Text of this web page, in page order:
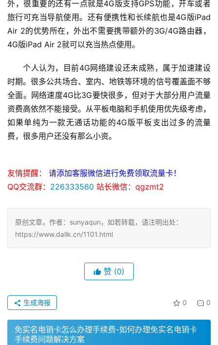
外，很重要的还有一点就是4G版支持GPS功能，开车或者
旅行可充当导航使用。还有便携性和长续航也是4G版iPad
Air 2的优势所在，外出不需要携带额外的3G/4G路由器，
4G版iPad Air 2就可以充当热点使用。
个人认为，目前4G网络建设还未成熟，属于加速建设
时期。很多公共场合、室内、地铁等环境的信号覆盖面不够
全面。网络速度4G比3G要快很多，但对于大部分用户流量
资费高依然不能接受。从平板电脑和手机使用优先级考虑，
如果单纯为一款无通话功能的4G版平板支出过多的流量
费，很多用户还没有那么小资。
友情提醒：
请添加客服微信进行免费领取流量卡！
QQ交流群： 226333560 站长微信：qgzmt2
原创文章，作者：sunyaqun，如若转载，请注明出处：
https://www.dallk.cn/1101.html
赞 (0)
0 0
生成海报
免实名电销卡怎么办理手续费-如何办理免实名电销卡
手续费问题解决方案